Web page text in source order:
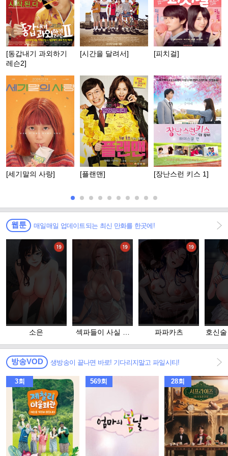
[동갑내기 과외하기
레슨2]
[시간을 달려서] [피치걸]
[세기말의 사랑] [플랜맨] [장난스런 키스 1]
웹툰 매일매일 업데이트되는 최신 만화를 한곳에!
소은
섹파들이 사실 가
파파카츠
호신
방송VOD 생방송이 끝나면 바로! 기다리지말고 파일시티!
3회 569회 28회